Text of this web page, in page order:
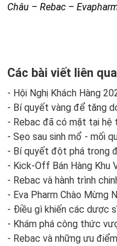
Châu – Rebac –
Các bài viết liên
- Hội Nghị Khách Hàng
- Bí quyết vàng để tăng
- Rebac đã có mặt tại hệ
- Sẹo sau sinh mổ - mối
- Bí quyết đột phá trong
- Kick-Off Bán Hàng Khu
- Rebac và hành trình
- Eva Pharm Chào Mừng
- Điều gì khiến các dược
- Khám phá công thức
- Rebac và những ưu